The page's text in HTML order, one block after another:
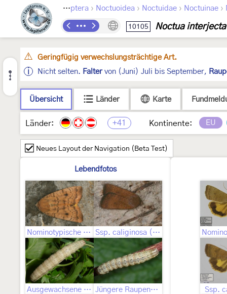
Lepidoptera › Noctuoidea › Noctuidae › Noctuinae ›
10105 Noctua interjecta
Geringfügig verwechslungsträchtige Art.
Nicht selten. Faltervon (Juni) Juli bis September,
Übersicht Länder Karte
Länder: +41 Kontinente: EU
Neues Layout der Navigation (Beta Test)
Lebendfotos
Nominotypische Unterart Ssp. caliginosa (Schawerda, 1919)
Ausgewachsene Raupe Jüngere Raupenstadien Ssp.